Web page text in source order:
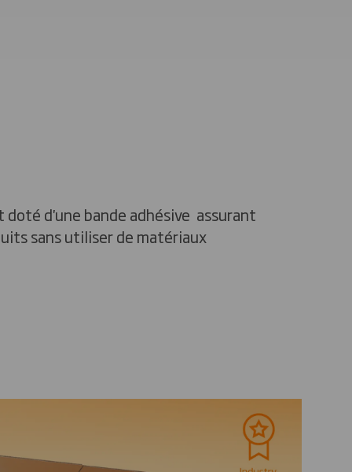
doté d'une bande adhésive assurant
sans utiliser de matériaux